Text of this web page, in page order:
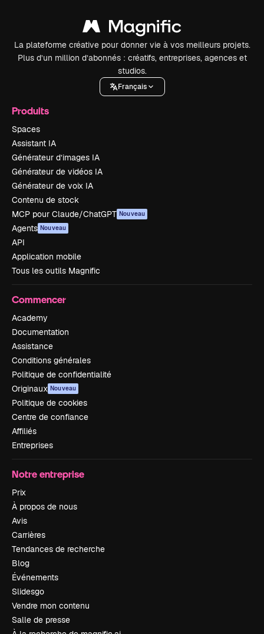
La plateforme créative pour donner vie à vos meilleurs projets.
Plus d’un million d’abonnés : créatifs, entreprises, agences et
studios.
Français
Produits
Spaces
Assistant IA
Générateur d’images IA
Générateur de vidéos IA
Générateur de voix IA
Contenu de stock
MCP pour Claude/ChatGPT Nouveau
Agents Nouveau
API
Application mobile
Tous les outils Magnific
Commencer
Academy
Documentation
Assistance
Conditions générales
Politique de confidentialité
Originaux Nouveau
Politique de cookies
Centre de confiance
Affiliés
Entreprises
Notre entreprise
Prix
À propos de nous
Avis
Carrières
Tendances de recherche
Blog
Événements
Slidesgo
Vendre mon contenu
Salle de presse